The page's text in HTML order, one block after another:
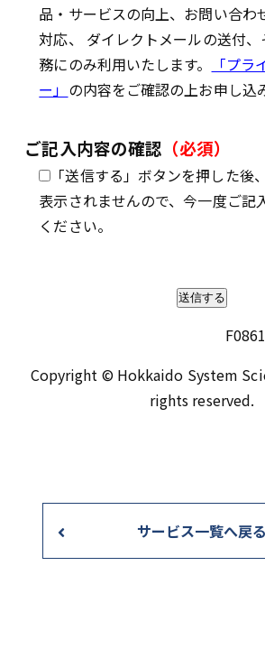
品・サービスの向上、お問い合わ
対応、 ダイレクトメールの送付
務にのみ利用いたします。
「プ
ー」 の内容をご確認の上お申し込
ご記入内容の確認 （必須）
「送信する」ボタンを押した後
表示されませんので、今一度ご記
ください。
Copyright © Hokkaido System
rights reserved.
サービス一覧へ戻る